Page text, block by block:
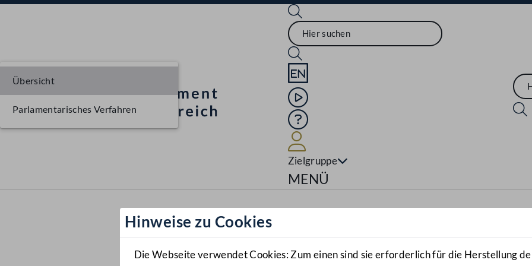
Sprache English
Mediathek
Hilfe
Zielgruppe
Navigationsmenü öffnen
MENÜ
Hinweise zu Cookies
Die Webseite verwendet Cookies: Zum einen sind sie erforderlich für die Herstellung
Übersicht
Parlamentarisches Verfahren